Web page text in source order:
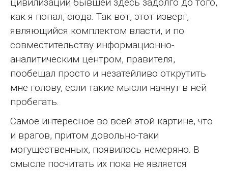
как я попал, сюда. Так вот, этот изверг,
являющийся комплектом власти, и по
совместительству информационно-
аналитическим центром, правителя,
пообещал просто и незатейливо открутить
мне голову, если такие мысли начнут в ней
пробегать.
Самое интересное во всей этой картине, что
и врагов, притом довольно-таки
могущественных, появилось немеряно. В
смысле посчитать их пока не является